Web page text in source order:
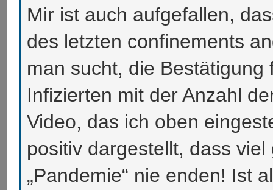
Mir ist auch aufgefallen,
des letzten confinements
man sucht, die
Infizierten mit der Anzahl
Video, das ich oben
positiv dargestellt, dass
„Pandemie“ nie enden! Ist